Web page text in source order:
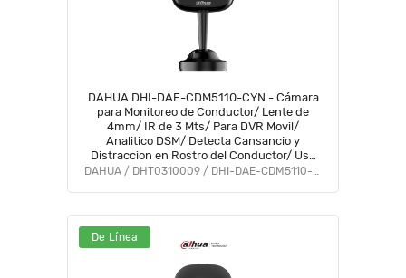
DAHUA DHI-DAE-CDM5110-CYN - Cámara
para Monitoreo de Conductor/ Lente de
4mm/ IR de 3 Mts/ Para DVR Movil/
Analitico DSM/ Detecta Cansancio y
Distraccion en Rostro del Conductor/ Uso
Interior/ #DSM #CMO
DAHUA / DHT0310009 / DHI-DAE-CDM5110-CYN
De Línea